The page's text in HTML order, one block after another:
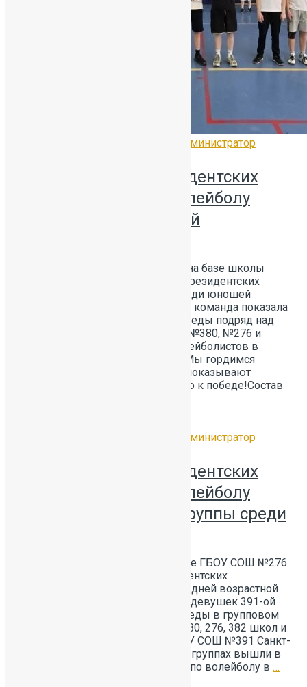
Администратор
Групповой этап Президентских
спортивных игр по волейболу
среди юношей средней
НАШИ ДОСТИЖЕНИЯ 4 февраля на базе школы
№276 проходил групповой этап Президентских
спортивных игр по волейболу среди юношей
средней возрастной группы.Наша команда показала
блестящую игру, одержав три победы подряд над
сильными соперниками из школ №380, №276 и
№382!Победа вывела наших волейболистов в
финал районных соревнований! Мы гордимся
нашими спортсменами, которые показывают
настоящий командный дух и волю к победе!Состав
Администратор
Групповой этап Президентских
спортивных игр по волейболу
средней возрастной группы среди
НАШИ ПОБЕДЫ 6 февраля на базе ГБОУ СОШ №276
проходил групповой этап Президентских
спортивных игр по волейболу средней возрастной
группы среди девушек. Команда девушек 391-ой
школы одержала уверенные победы в групповом
этапе, обыграв представителей 380, 276, 382 школ и
прошли в финал! 3 команды ГБОУ СОШ №391 Санкт-
Петербурга в разных возрастных группах вышли в
финалы районных соревнований по волейболу в …